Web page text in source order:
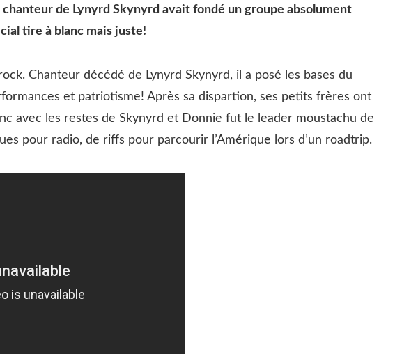
de Lynyrd Skynyrd avait fondé un groupe absolument
tire à blanc mais juste!
Chanteur décédé de Lynyrd Skynyrd, il a posé les bases du
et patriotisme! Après sa dispartion, ses petits frères ont
avec les restes de Skynyrd et Donnie fut le leader moustachu de
pour radio, de riffs pour parcourir l’Amérique lors d’un roadtrip.